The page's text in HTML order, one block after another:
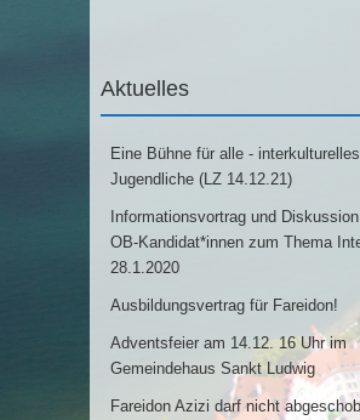
Aktuelles
Eine Bühne für alle -
Jugendliche (LZ 14.12.21)
Informationsvortrag und
OB-Kandidat*innen zum Thema
28.1.2020
Ausbildungsvertrag für Fareidon!
Adventsfeier am 14.12. 16 Uhr im
Gemeindehaus Sankt Ludwig
Fareidon Azizi darf nicht